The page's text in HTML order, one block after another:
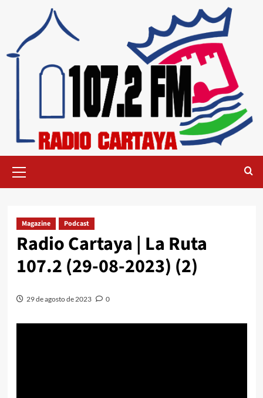
Magazine Podcast
Radio Cartaya | La Ruta
107.2 (29-08-2023) (2)
29 de agosto de 2023 0